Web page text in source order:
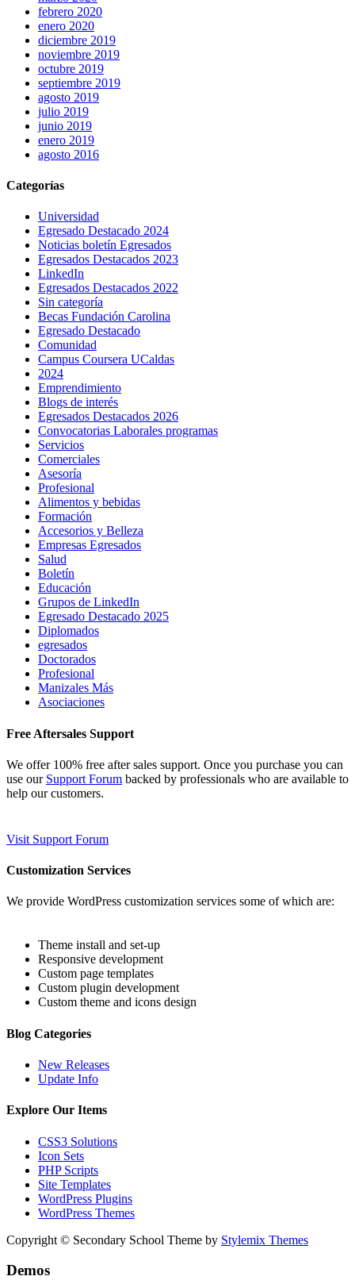
febrero 2020
enero 2020
diciembre 2019
noviembre 2019
octubre 2019
septiembre 2019
agosto 2019
julio 2019
junio 2019
enero 2019
agosto 2016
Categorías
Universidad
Egresado Destacado 2024
Noticias boletín Egresados
Egresados Destacados 2023
LinkedIn
Egresados Destacados 2022
Sin categoría
Becas Fundación Carolina
Egresado Destacado
Comunidad
Campus Coursera UCaldas
2024
Emprendimiento
Blogs de interés
Egresados Destacados 2026
Convocatorias Laborales programas
Servicios
Comerciales
Asesoría
Profesional
Alimentos y bebidas
Formación
Accesorios y Belleza
Empresas Egresados
Salud
Boletín
Educación
Grupos de LinkedIn
Egresado Destacado 2025
Diplomados
egresados
Doctorados
Profesional
Manizales Más
Asociaciones
Free Aftersales Support
We offer 100% free after sales support. Once you purchase you can
use our Support Forum backed by professionals who are available to
help our customers.
Visit Support Forum
Customization Services
We provide WordPress customization services some of which are:
Theme install and set-up
Responsive development
Custom page templates
Custom plugin development
Custom theme and icons design
Blog Categories
New Releases
Update Info
Explore Our Items
CSS3 Solutions
Icon Sets
PHP Scripts
Site Templates
WordPress Plugins
WordPress Themes
Copyright © Secondary School Theme by Stylemix Themes
Demos